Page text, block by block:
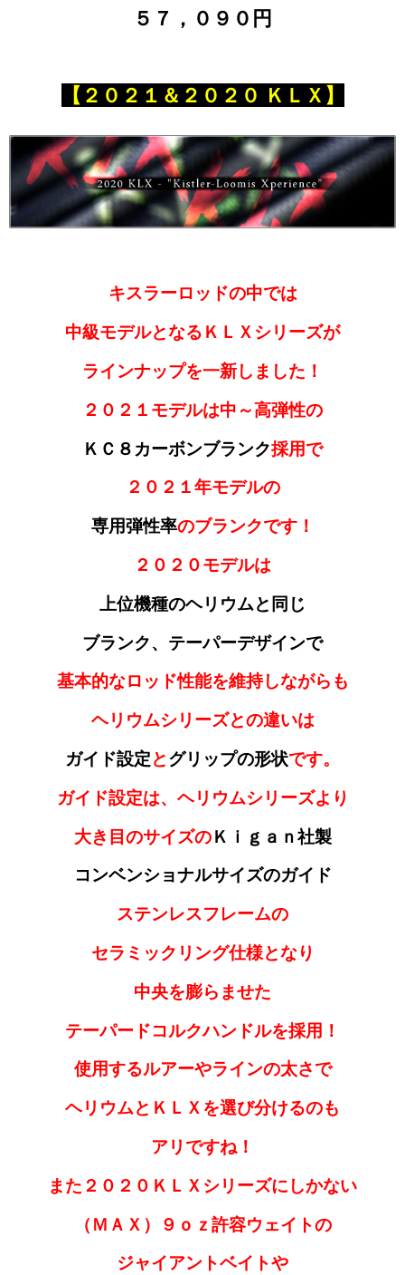
５７，０９０円
【２０２１＆２０２０ ＫＬＸ】
キスラーロッドの中では
中級モデルとなるＫＬＸシリーズが
ラインナップを一新しました！
２０２１モデルは中～高弾性の
ＫＣ８カーボンブランク採用で
２０２１年モデルの
専用弾性率のブランクです！
２０２０モデルは
上位機種のヘリウムと同じ
ブランク、テーパーデザインで
基本的なロッド性能を維持しながらも
ヘリウムシリーズとの違いは
ガイド設定とグリップの形状です。
ガイド設定は、ヘリウムシリーズより
大き目のサイズのＫｉｇａｎ社製
コンベンショナルサイズのガイド
ステンレスフレームの
セラミックリング仕様となり
中央を膨らませた
テーパードコルクハンドルを採用！
使用するルアーやラインの太さで
ヘリウムとＫＬＸを選び分けるのも
アリですね！
また２０２０ＫＬＸシリーズにしかない
（ＭＡＸ）９ｏｚ許容ウェイトの
ジャイアントベイトや